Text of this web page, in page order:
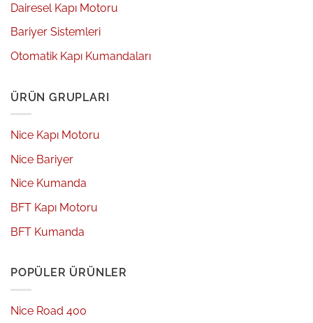
Dairesel Kapı Motoru
Bariyer Sistemleri
Otomatik Kapı Kumandaları
ÜRÜN GRUPLARI
Nice Kapı Motoru
Nice Bariyer
Nice Kumanda
BFT Kapı Motoru
BFT Kumanda
POPÜLER ÜRÜNLER
Nice Road 400